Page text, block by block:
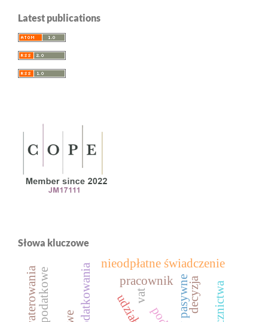
Latest publications
Słowa kluczowe
nieodpłatne świadczenie
vat
pracownik decyzja